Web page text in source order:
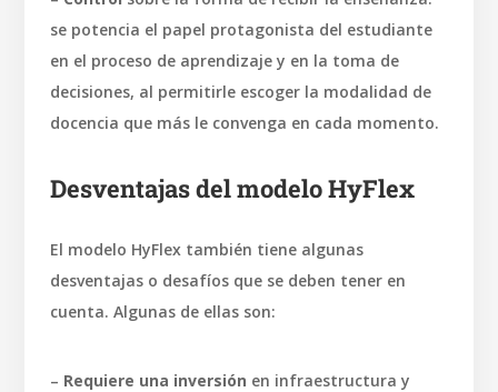
se potencia el papel protagonista del estudiante
en el proceso de aprendizaje y en la toma de
decisiones, al permitirle escoger la modalidad de
docencia que más le convenga en cada momento.
Desventajas del modelo HyFlex
El modelo HyFlex también tiene algunas
desventajas o desafíos que se deben tener en
cuenta. Algunas de ellas son:
– Requiere una inversión en infraestructura y